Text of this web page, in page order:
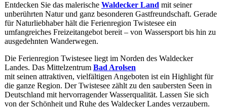
Entdecken Sie das malerische Waldecker Land mit seiner
unberührten Natur und ganz besonderen Gastfreundschaft. Gerade
für Naturliebhaber hält die Ferienregion Twistesee ein
umfangreiches Freizeitangebot bereit – von Wassersport bis hin zu
ausgedehnten Wanderwegen.
Die Ferienregion Twistesee liegt im Norden des Waldecker
Landes. Das Mittelzentrum Bad Arolsen
mit seinen attraktiven, vielfältigen Angeboten ist ein Highlight für
die ganze Region. Der Twistesee zählt zu den saubersten Seen in
Deutschland mit hervorragender Wasserqualität. Lassen Sie sich
von der Schönheit und Ruhe des Waldecker Landes verzaubern.